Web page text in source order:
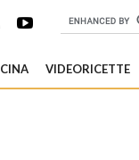
VIDEORICETTE